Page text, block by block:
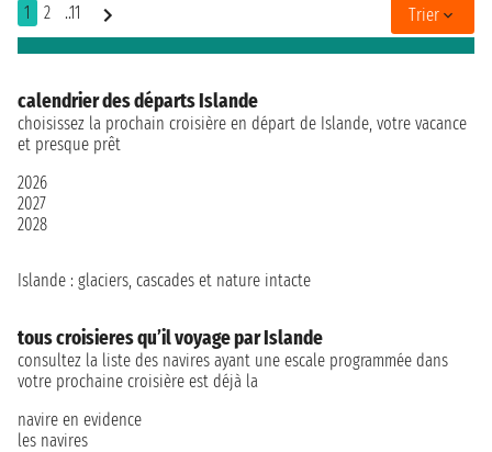
1 2 ..11 Trier
calendrier des départs Islande
choisissez la prochain croisière en départ de Islande, votre vacance
et presque prêt
2026
2027
2028
Islande : glaciers, cascades et nature intacte
tous croisieres qu’il voyage par Islande
consultez la liste des navires ayant une escale programmée dans
votre prochaine croisière est déjà la
navire en evidence
les navires